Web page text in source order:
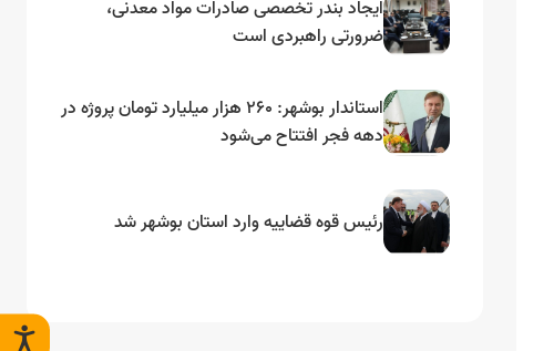
ایجاد بندر تخصصی صادرات مواد معدنی،
ضرورتی راهبردی است
استاندار بوشهر: ۲۶۰ هزار میلیارد تومان پروژه در
دهه فجر افتتاح می‌شود
رئیس قوه قضاییه وارد استان بوشهر شد